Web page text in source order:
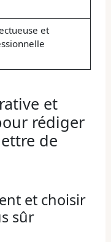
et
et
rédiger
de
et choisir
sûr